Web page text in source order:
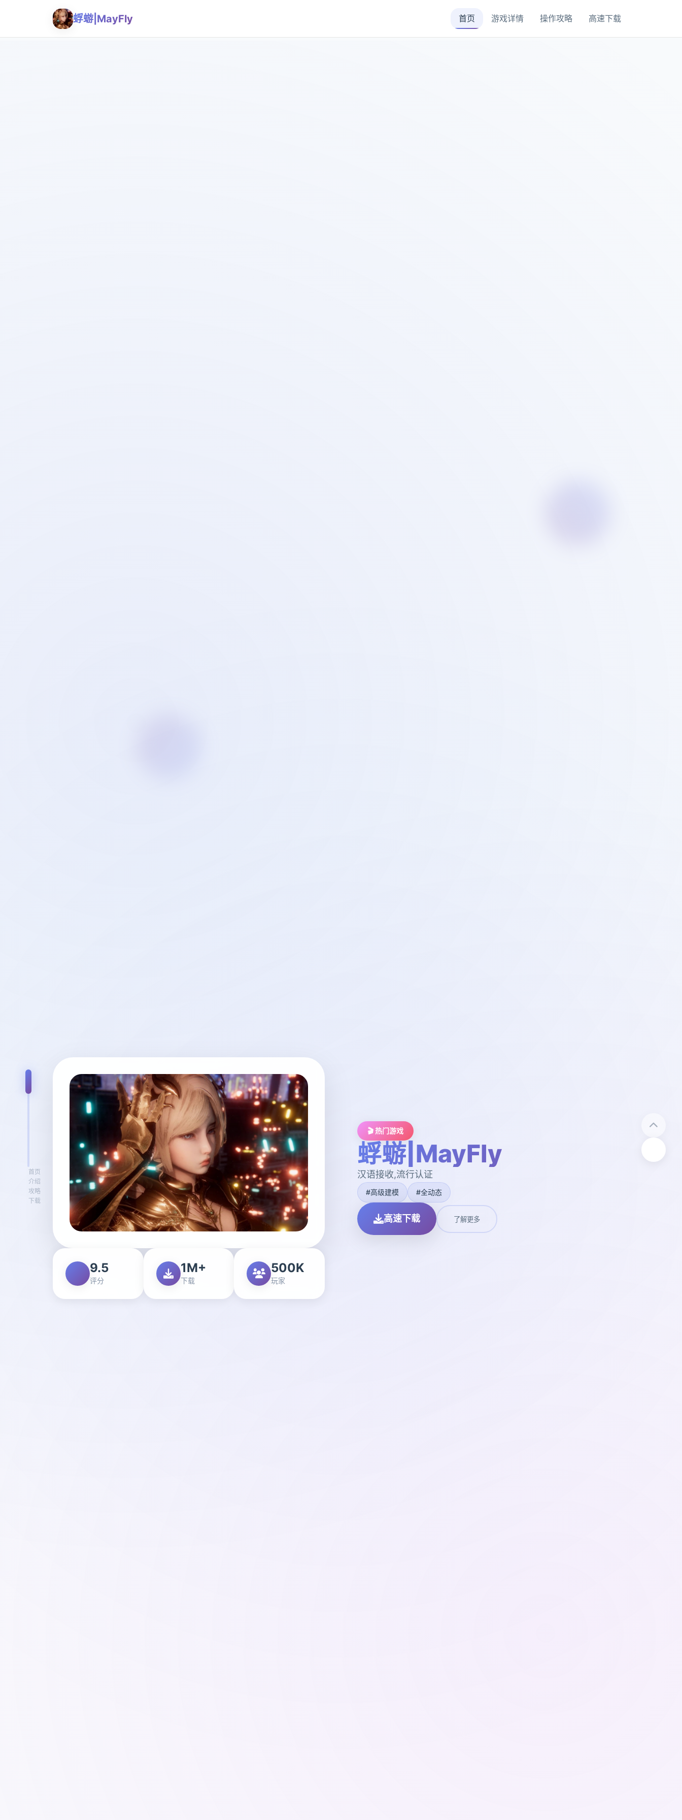
蜉蝣|MayFly 首页 游戏详情 操作攻略 高速下载
首页
介绍
攻略
下载
9.5
评分
1M+
下载
500K
玩家
🎬 热门游戏
蜉蝣|MayFly
汉语接收,流行认证
#高级建模 #全动态
高速下载 了解更多